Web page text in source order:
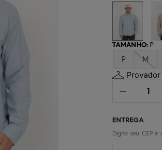
TAMANHO: P
P M